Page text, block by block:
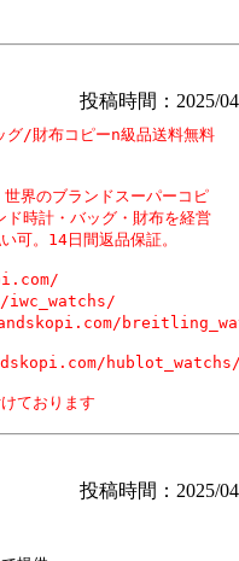
投稿時間：2025/
グ/財布コピーn級品送料無料
界のブランドスーパーコピ
時計・バッグ・財布を経営
可。14日間返品保証。
iwc_watchs/
hublot_watchs/
ております
投稿時間：2025/